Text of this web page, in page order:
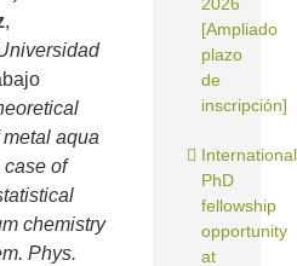
,
aqua
of
chemistry
Phys.
[Ampliado
plazo
de
inscripción]
International
PhD
fellowship
opportunity
at